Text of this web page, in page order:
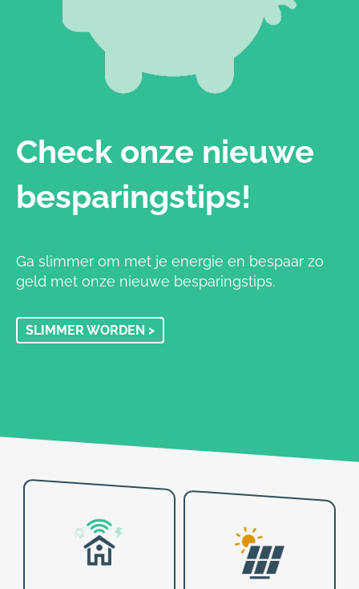
Check onze nieuwe
besparingstips!
Ga slimmer om met je energie en bespaar zo
geld met onze nieuwe besparingstips.
SLIMMER WORDEN >